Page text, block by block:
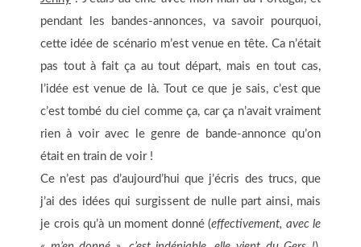
pendant les bandes-annonces, va savoir pourquoi,
cette idée de scénario m’est venue en tête. Ca n’était
pas tout à fait ça au tout départ, mais en tout cas,
l’idée est venue de là. Tout ce que je sais, c’est que
c’est tombé du ciel comme ça, car ça n’avait vraiment
rien à voir avec le genre de bande-annonce qu’on
était en train de voir !
Ce n’est pas d’aujourd’hui que j’écris des trucs, que
j’ai des idées qui surgissent de nulle part ainsi, mais
je crois qu’à un moment donné (effectivement, avec le